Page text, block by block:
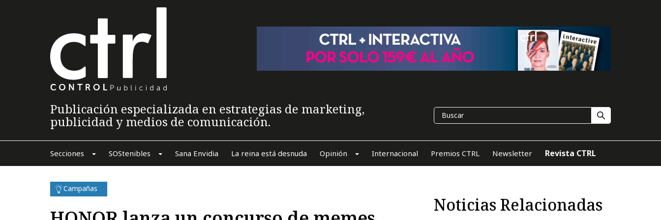
Publicación especializada en estrategias de marketing,
publicidad y medios de comunicación.
Secciones SOStenibles Sana Envidia La reina está desnuda Opinión Internacional Premios CTRL Newsletter Revista CTRL
Campañas
Noticias Relacionadas